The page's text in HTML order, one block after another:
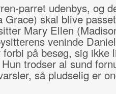
parret udenbys, og
Grace) skal blive
Mary Ellen
veninde
på besøg, sig ikke
trodser al sund
så pludselig er